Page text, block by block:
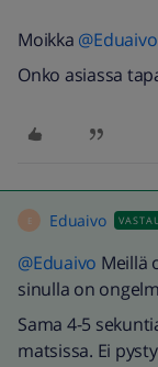
Moikka @Eduaivo
Onko asiassa
E Eduaivo
@Eduaivo Meillä
sinulla on
Sama 4-5
matsissa. Ei